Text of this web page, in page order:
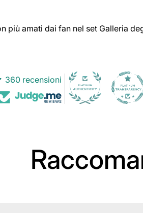
più amati dai fan nel set Galleria
360 recensioni